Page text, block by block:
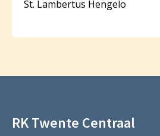
St. Lambertus Hengelo
RK Twente Centraal